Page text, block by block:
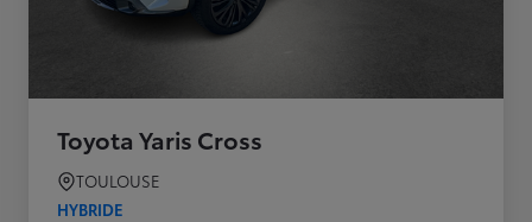
Toyota Yaris Cross
TOULOUSE
HYBRIDE